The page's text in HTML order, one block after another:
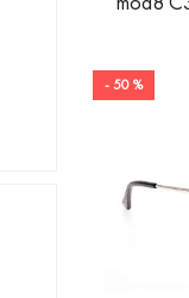
- 50 %